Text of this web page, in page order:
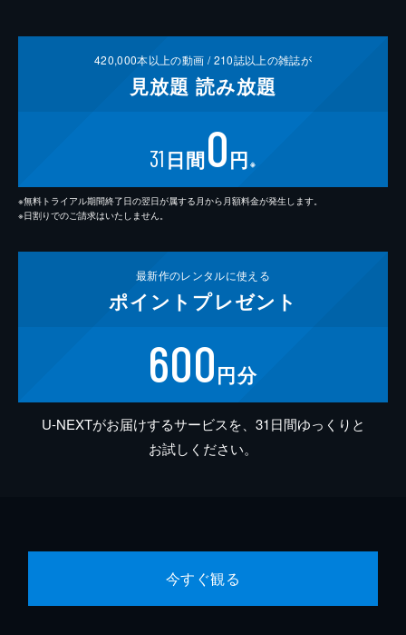
420,000本以上の動画 /210誌以上の雑誌が
見放題 読み放題
31 日間0円 ※
※無料トライアル期間終了日の翌日が属する月から月額料金が発生します。
※日割りでのご請求はいたしません。
最新作のレンタルに使える
ポイント プレゼント
600円分
U-NEXTがお届けするサービスを、31日間ゆっくりと
お試しください。
今すぐ観る